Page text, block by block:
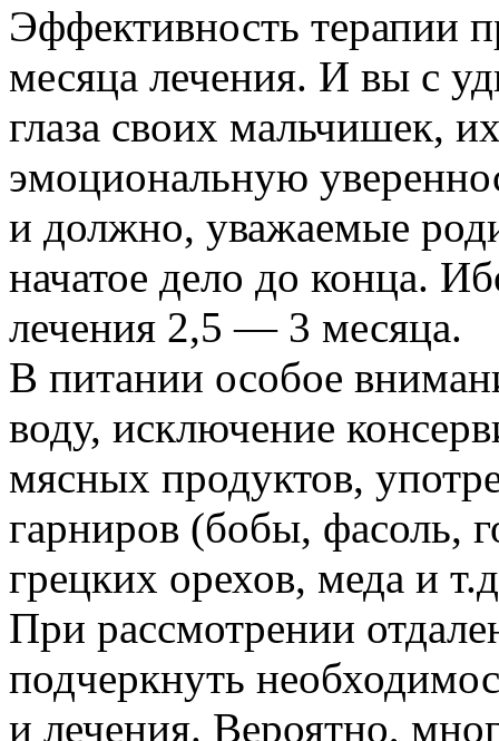
Эффективность терапии
месяца лечения. И вы с
глаза своих мальчишек,
эмоциональную
и должно, уважаемые
начатое дело до конца.
лечения 2,5 — 3 месяца.
В питании особое
воду, исключение
мясных продуктов,
гарниров (бобы, фасоль,
грецких орехов, меда и
При рассмотрении
подчеркнуть
и лечения. Вероятно,